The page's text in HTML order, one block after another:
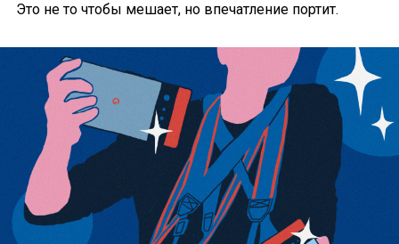
Это не то чтобы мешает, но впечатление портит.